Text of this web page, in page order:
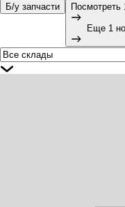
Б/у запчасти Посмотреть
Еще 1